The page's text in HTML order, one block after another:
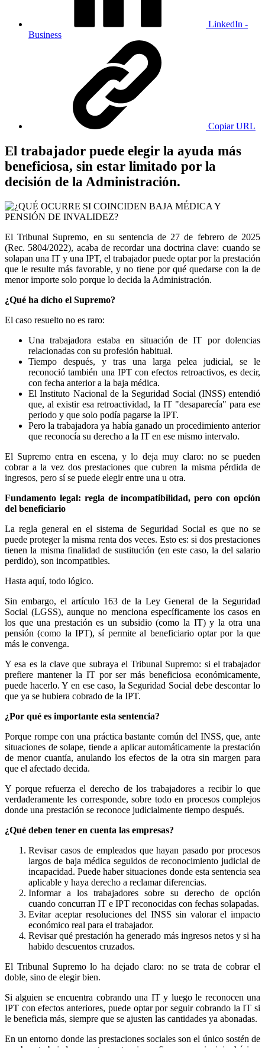
LinkedIn -
Business
Copiar URL
El trabajador puede elegir la ayuda más
beneficiosa, sin estar limitado por la
decisión de la Administración.
El Tribunal Supremo, en su sentencia de 27 de febrero de 2025
(Rec. 5804/2022), acaba de recordar una doctrina clave: cuando se
solapan una IT y una IPT, el trabajador puede optar por la prestación
que le resulte más favorable, y no tiene por qué quedarse con la de
menor importe solo porque lo decida la Administración.
¿Qué ha dicho el Supremo?
El caso resuelto no es raro:
Una trabajadora estaba en situación de IT por dolencias
relacionadas con su profesión habitual.
Tiempo después, y tras una larga pelea judicial, se le
reconoció también una IPT con efectos retroactivos, es decir,
con fecha anterior a la baja médica.
El Instituto Nacional de la Seguridad Social (INSS) entendió
que, al existir esa retroactividad, la IT "desaparecía" para ese
periodo y que solo podía pagarse la IPT.
Pero la trabajadora ya había ganado un procedimiento anterior
que reconocía su derecho a la IT en ese mismo intervalo.
El Supremo entra en escena, y lo deja muy claro: no se pueden
cobrar a la vez dos prestaciones que cubren la misma pérdida de
ingresos, pero sí se puede elegir entre una u otra.
Fundamento legal: regla de incompatibilidad, pero con opción
del beneficiario
La regla general en el sistema de Seguridad Social es que no se
puede proteger la misma renta dos veces. Esto es: si dos prestaciones
tienen la misma finalidad de sustitución (en este caso, la del salario
perdido), son incompatibles.
Hasta aquí, todo lógico.
Sin embargo, el artículo 163 de la Ley General de la Seguridad
Social (LGSS), aunque no menciona específicamente los casos en
los que una prestación es un subsidio (como la IT) y la otra una
pensión (como la IPT), sí permite al beneficiario optar por la que
más le convenga.
Y esa es la clave que subraya el Tribunal Supremo: si el trabajador
prefiere mantener la IT por ser más beneficiosa económicamente,
puede hacerlo. Y en ese caso, la Seguridad Social debe descontar lo
que ya se hubiera cobrado de la IPT.
¿Por qué es importante esta sentencia?
Porque rompe con una práctica bastante común del INSS, que, ante
situaciones de solape, tiende a aplicar automáticamente la prestación
de menor cuantía, anulando los efectos de la otra sin margen para
que el afectado decida.
Y porque refuerza el derecho de los trabajadores a recibir lo que
verdaderamente les corresponde, sobre todo en procesos complejos
donde una prestación se reconoce judicialmente tiempo después.
¿Qué deben tener en cuenta las empresas?
Revisar casos de empleados que hayan pasado por procesos
largos de baja médica seguidos de reconocimiento judicial de
incapacidad. Puede haber situaciones donde esta sentencia sea
aplicable y haya derecho a reclamar diferencias.
Informar a los trabajadores sobre su derecho de opción
cuando concurran IT e IPT reconocidas con fechas solapadas.
Evitar aceptar resoluciones del INSS sin valorar el impacto
económico real para el trabajador.
Revisar qué prestación ha generado más ingresos netos y si ha
habido descuentos cruzados.
El Tribunal Supremo lo ha dejado claro: no se trata de cobrar el
doble, sino de elegir bien.
Si alguien se encuentra cobrando una IT y luego le reconocen una
IPT con efectos anteriores, puede optar por seguir cobrando la IT si
le beneficia más, siempre que se ajusten las cantidades ya abonadas.
En un entorno donde las prestaciones sociales son el único sostén de